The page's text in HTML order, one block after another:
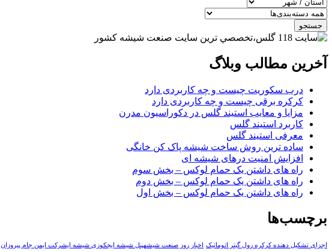
جستجو
آخرین مطالب وبلاگ
درب سکوریت چیست و چه کاربردی دارد
کرکره برقی چیست و چه کاربردی دارد
مزایا و معایب استیند گلس در دکوراسیون مدرن
کاربرد استیند گلس
معرفی استیند گلس
ساده ترین روش ساخت شیشه پاک کن خانگی
افزایش امنیت درهای شیشه ای
راه های داشتن یک حمام لوکس – بخش سوم
راه های داشتن یک حمام لوکس – بخش دوم
راه های داشتن یک حمام لوکس – بخش اول
برچسب‌ها
اجزای تشکیل دهنده کرکره رول گیتر اتوماتیک اخبار روز صنعت شیشهپنل شیشه ایجکوزی شیشه ایشرکت ایمن جام پیروزان